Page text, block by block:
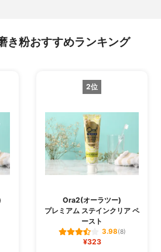
き粉おすすめランキング
2位
Ora2(オーラツー)
プレミアム ステインクリア ペ
ースト
3.98(8)
¥323